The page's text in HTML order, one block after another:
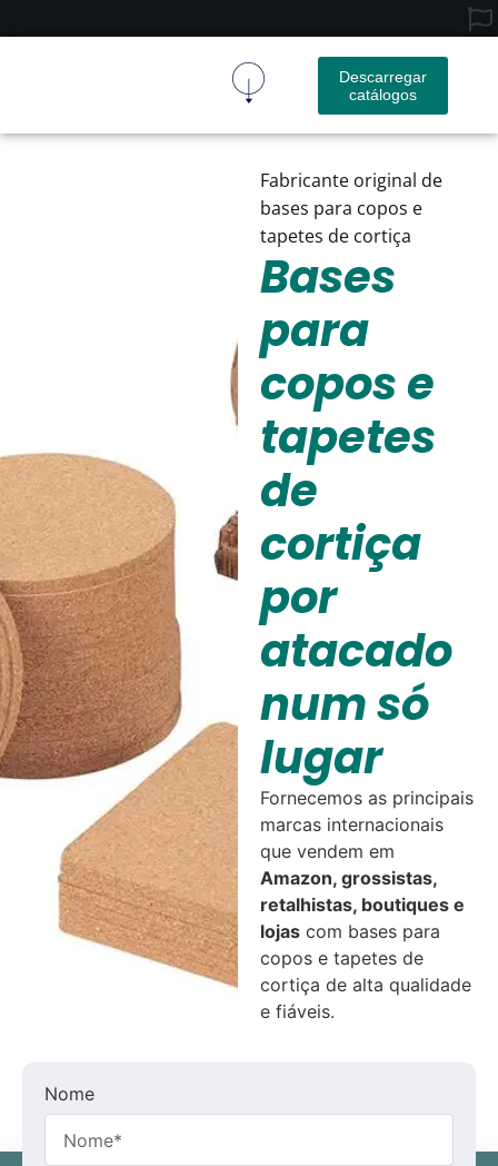
Descarregar
catálogos
Fabricante original de
bases para copos e
tapetes de cortiça
Bases
para
copos e
tapetes
de
cortiça
por
atacado
num só
lugar
Fornecemos as principais
marcas internacionais
que vendem em
Amazon, grossistas,
retalhistas, boutiques e
lojascom bases para
copos e tapetes de
cortiça de alta qualidade
e fiáveis.
Nome